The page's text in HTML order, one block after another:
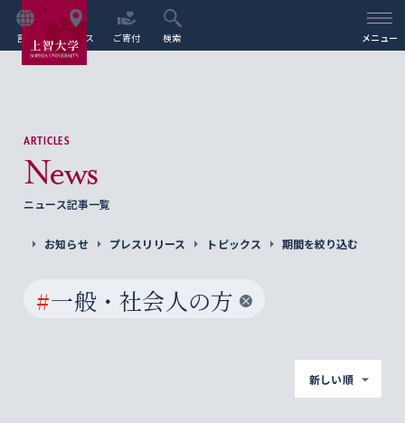
言語 アクセス ご寄付 検索 メニュー
ARTICLES
News
ニュース記事一覧
お知らせ プレスリリース トピックス 期間を絞り込む
#一般・社会人の方
新しい順